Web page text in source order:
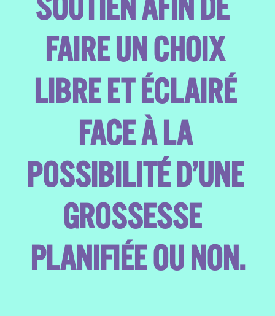
SOUTIEN AFIN DE
FAIRE UN CHOIX
LIBRE ET ÉCLAIRÉ
FACE À LA
POSSIBILITÉ D’UNE
GROSSESSE
PLANIFIÉE OU NON.